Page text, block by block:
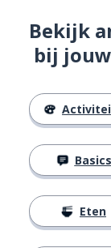
Bekijk
bij
Activiteiten
Basics
Eten